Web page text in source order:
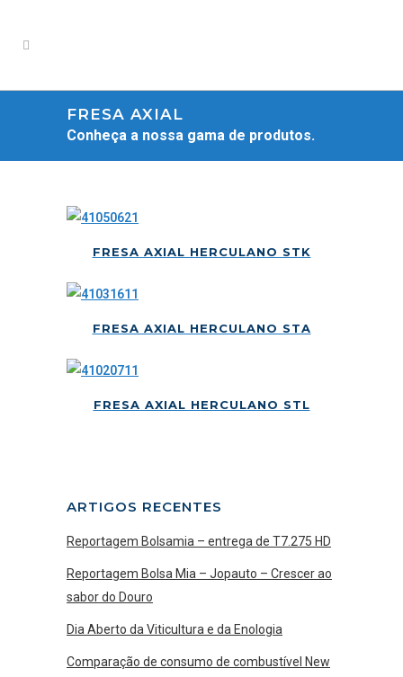
FRESA AXIAL
Conheça a nossa gama de produtos.
FRESA AXIAL HERCULANO STK
FRESA AXIAL HERCULANO STA
FRESA AXIAL HERCULANO STL
ARTIGOS RECENTES
Reportagem Bolsamia – entrega de T7.275 HD
Reportagem Bolsa Mia – Jopauto – Crescer ao
sabor do Douro
Dia Aberto da Viticultura e da Enologia
Comparação de consumo de combustível New